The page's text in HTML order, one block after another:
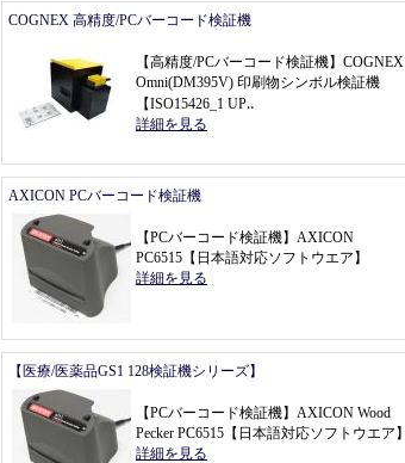
COGNEX 高精度/PCバーコード検証機
【高精度/PCバーコード検証機】 COGNEX
Omni(DM395V) 印刷物シンボル検証機
【ISO15426_1 UP‥
詳細を見る
AXICON PCバーコード検証機
【PCバーコード検証機】 AXICON
PC6515 【 日本語対応ソフトウエア 】
詳細を見る
【医療/医薬品GS1 128検証機シリーズ】
【PCバーコード検証機】 AXICON Wood
Pecker PC6515 【 日本語対応ソフトウエア 】
詳細を見る